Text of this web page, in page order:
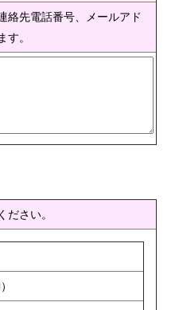
絡先電話番号、メールアド
す。
さい。